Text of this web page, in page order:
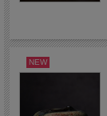
NEW